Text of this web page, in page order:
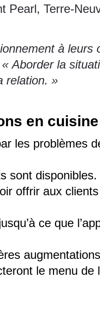
Pearl, Terre-
à leurs
« Aborder la
relation. »
en cuisine
les problèmes
sont disponibles.
offrir aux
ce que
le menu